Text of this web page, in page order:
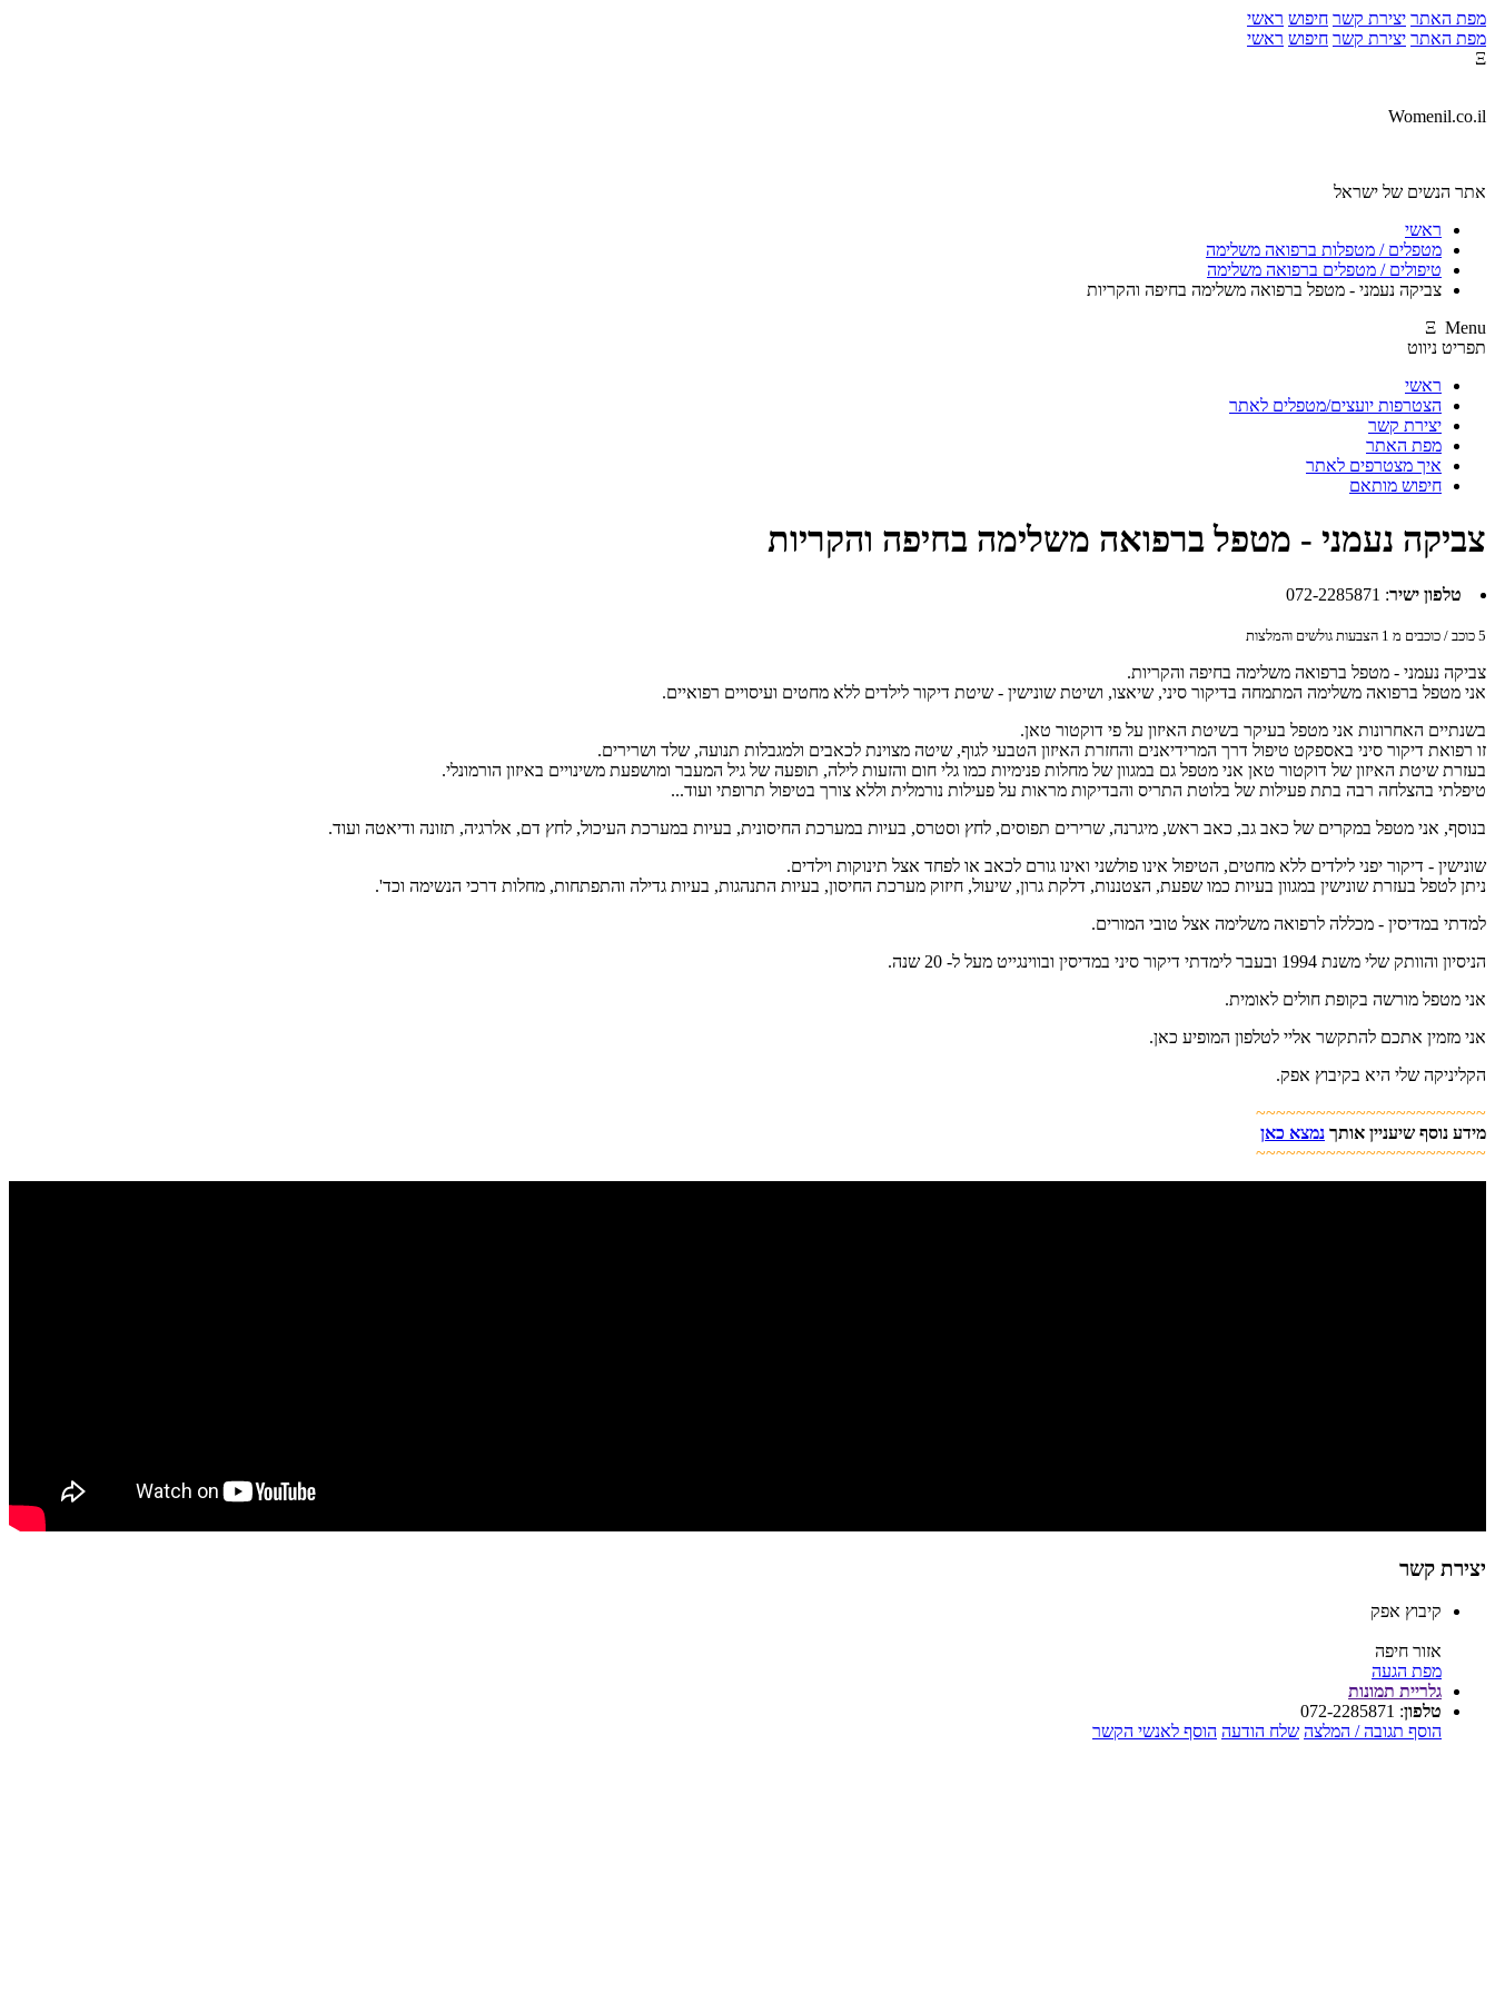
מפת האתר יצירת קשר חיפוש ראשי
מפת האתר יצירת קשר חיפוש ראשי
Ξ
Womenil.co.il
אתר הנשים של ישראל
ראשי
מטפלים / מטפלות ברפואה משלימה
טיפולים / מטפלים ברפואה משלימה
צביקה נעמני - מטפל ברפואה משלימה בחיפה והקריות
Ξ Menu
תפריט ניווט
ראשי
הצטרפות יועצים/מטפלים לאתר
יצירת קשר
מפת האתר
איך מצטרפים לאתר
חיפוש מותאם
צביקה נעמני - מטפל ברפואה משלימה בחיפה והקריות
טלפון ישיר:
072-2285871
5 כוכב / כוכבים מ 1 הצבעות גולשים והמלצות
צביקה נעמני - מטפל ברפואה משלימה בחיפה והקריות.
אני מטפל ברפואה משלימה המתמחה בדיקור סיני, שיאצו, ושיטת שונישין - שיטת דיקור לילדים ללא מחטים ועיסויים רפואיים.
בשנתיים האחרונות אני מטפל בעיקר בשיטת האיזון על פי דוקטור טאן.
זו רפואת דיקור סיני באספקט טיפול דרך המרידיאנים והחזרת האיזון הטבעי לגוף, שיטה מצוינת לכאבים ולמגבלות תנועה, שלד ושרירים.
בעזרת שיטת האיזון של דוקטור טאן אני מטפל גם במגוון של מחלות פנימיות כמו גלי חום והזעות לילה, תופעה של גיל המעבר ומושפעת משינויים באיזון הורמונלי.
טיפלתי בהצלחה רבה בתת פעילות של בלוטת התריס והבדיקות מראות על פעילות נורמלית וללא צורך בטיפול תרופתי ועוד...
בנוסף, אני מטפל במקרים של כאב גב, כאב ראש, מיגרנה, שרירים תפוסים, לחץ וסטרס, בעיות במערכת החיסונית, בעיות במערכת העיכול, לחץ דם, אלרגיה, תזונה ודיאטה ועוד.
שונישין - דיקור יפני לילדים ללא מחטים, הטיפול אינו פולשני ואינו גורם לכאב או לפחד אצל תינוקות וילדים.
ניתן לטפל בעזרת שונישין במגוון בעיות כמו שפעת, הצטננות, דלקת גרון, שיעול, חיזוק מערכת החיסון, בעיות התנהגות, בעיות גדילה והתפתחות, מחלות דרכי הנשימה וכד'.
למדתי במדיסין - מכללה לרפואה משלימה אצל טובי המורים.
הניסיון והוותק שלי משנת 1994 ובעבר לימדתי דיקור סיני במדיסין ובווינגייט מעל ל- 20 שנה.
אני מטפל מורשה בקופת חולים לאומית.
אני מזמין אתכם להתקשר אליי לטלפון המופיע כאן.
הקליניקה שלי היא בקיבוץ אפק.
~~~~~~~~~~~~~~~~~~~~~~~
מידע נוסף שיעניין אותך נמצא כאן
~~~~~~~~~~~~~~~~~~~~~~~
יצירת קשר
קיבוץ אפק
אזור חיפה
מפת הגעה
גלריית תמונות
טלפון:
072-2285871
הוסף תגובה / המלצה שלח הודעה הוסף לאנשי הקשר